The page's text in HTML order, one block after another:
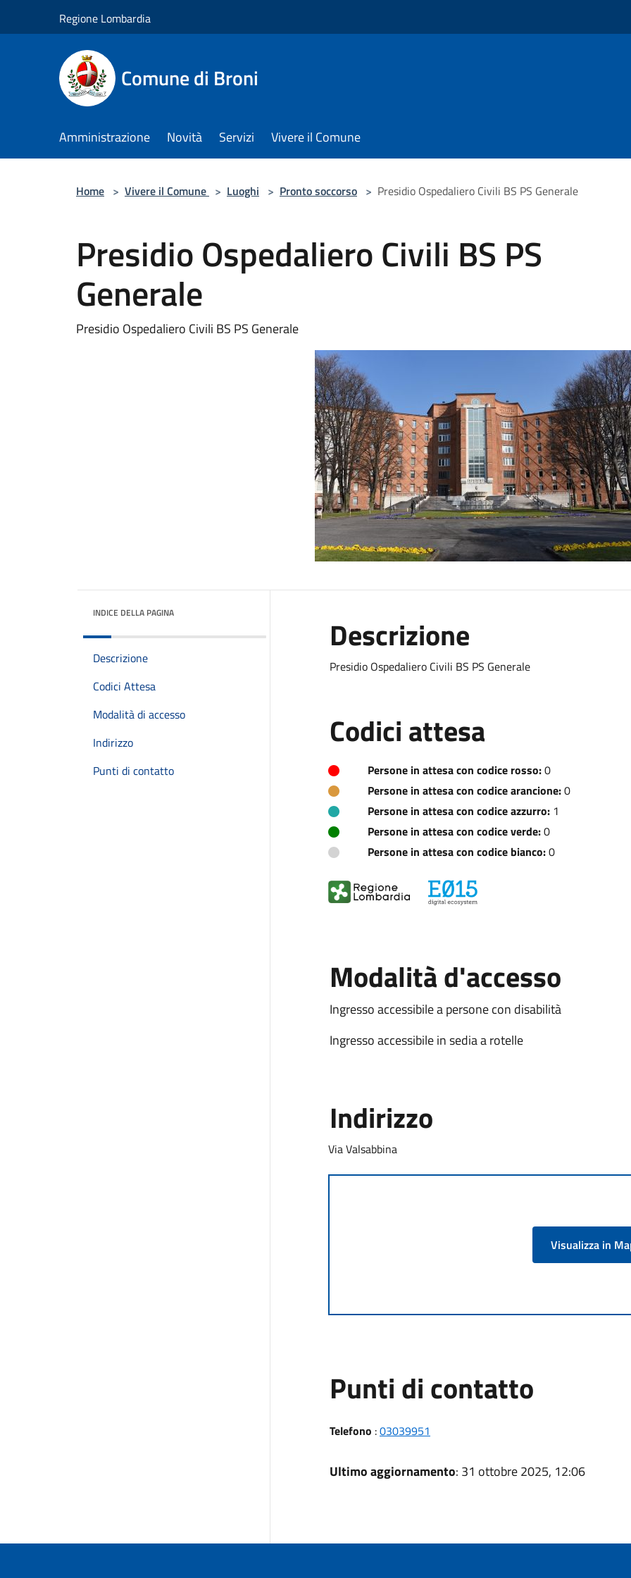
Regione Lombardia
Comune di Broni
Amministrazione Novità Servizi Vivere il Comune
Home > Vivere il Comune > Luoghi > Pronto soccorso > Presidio Ospedaliero Civili BS PS Generale
Presidio Ospedaliero Civili BS PS
Generale
Presidio Ospedaliero Civili BS PS Generale
INDICE DELLA PAGINA
Descrizione
Codici Attesa
Modalità di accesso
Indirizzo
Punti di contatto
Descrizione
Presidio Ospedaliero Civili BS PS Generale
Codici attesa
Persone in attesa con codice rosso:0
Persone in attesa con codice arancione:0
Persone in attesa con codice azzurro:1
Persone in attesa con codice verde:0
Persone in attesa con codice bianco:0
Modalità d'accesso
Ingresso accessibile a persone con disabilità
Ingresso accessibile in sedia a rotelle
Indirizzo
Via Valsabbina
Visualizza in
Punti di contatto
Telefono :03039951
Ultimo aggiornamento: 31 ottobre 2025, 12:06